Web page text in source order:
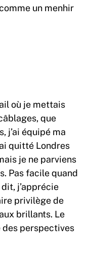
un menhir
où je mettais
que
j’ai équipé ma
quitté Londres
je ne parviens
Pas facile quand
j’apprécie
privilège de
brillants. Le
des perspectives